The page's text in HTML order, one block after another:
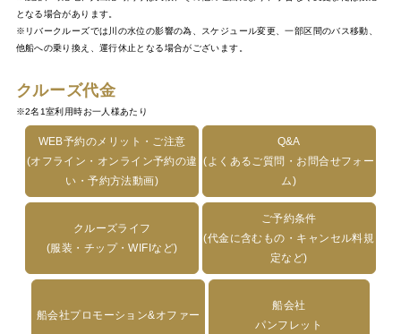
となる場合があります。
※リバークルーズでは川の水位の影響の為、スケジュール変更、一部区間のバス移動、
他船への乗り換え、運行休止となる場合がございます。
クルーズ代金
※2名1室利用時お一人様あたり
WEB予約のメリット・ご注意
(オフライン・オンライン予約の違
い・予約方法動画)
Q&A
(よくあるご質問・お問合せフォー
ム)
クルーズライフ
(服装・チップ・WIFIなど)
ご予約条件
(代金に含むもの・キャンセル料規
定など)
船会社プロモーション&オファー
船会社
パンフレット